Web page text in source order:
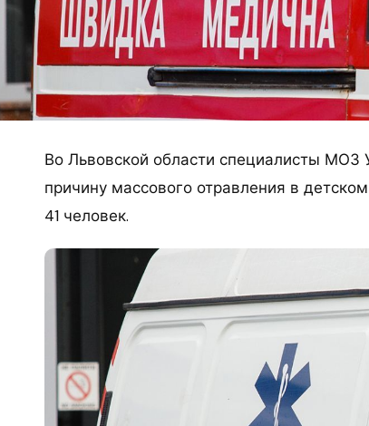
Во Львовской области специалисты МОЗ
причину массового отравления в
41 человек.